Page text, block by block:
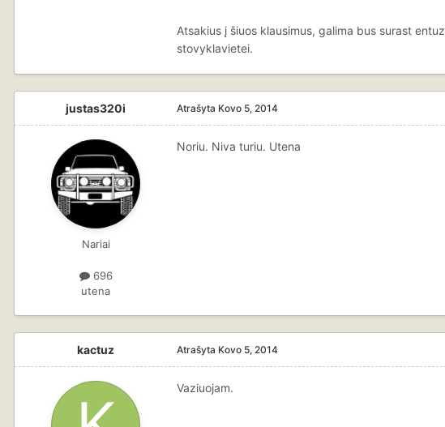
Atsakius į šiuos klausimus, galima bus surast
stovyklavietei.
justas320i
Nariai
696
utena
Atrašyta Kovo 5, 2014
Noriu. Niva turiu. Utena
kactuz Atrašyta Kovo 5, 2014
Vaziuojam.